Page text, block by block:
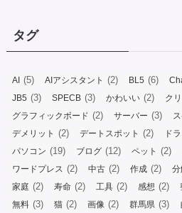
タグ
AI (5) AIアシスタント (2) BL5 (6)
JB5 (3) SPECB (3) かわいい (2) ク
グラフィックボード (2) サーバー (3)
デメリット (2) デートスポット (2) ド
パソコン (19) ブログ (12) ペット (2)
ワードプレス (2) 中古 (2) 作成 (2)
家庭 (2) 寿命 (2) 工具 (2) 感想 (2)
無料 (3) 猫 (2) 画像 (2) 群馬県 (3)